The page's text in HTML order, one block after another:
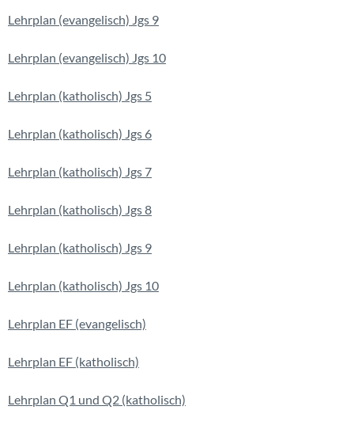
Lehrplan (evangelisch) Jgs 9
Lehrplan (evangelisch) Jgs 10
Lehrplan (katholisch) Jgs 5
Lehrplan (katholisch) Jgs 6
Lehrplan (katholisch) Jgs 7
Lehrplan (katholisch) Jgs 8
Lehrplan (katholisch) Jgs 9
Lehrplan (katholisch) Jgs 10
Lehrplan EF (evangelisch)
Lehrplan EF (katholisch)
Lehrplan Q1 und Q2 (katholisch)